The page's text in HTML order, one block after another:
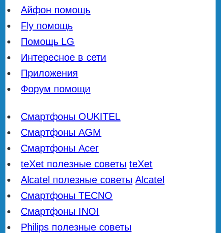
Айфон помощь
Fly помощь
Помощь LG
Интересное в сети
Приложения
Форум помощи
Смартфоны OUKITEL
Смартфоны AGM
Смартфоны Acer
teXet полезные советы teXet
Alcatel полезные советы Alcatel
Смартфоны TECNO
Смартфоны INOI
Philips полезные советы